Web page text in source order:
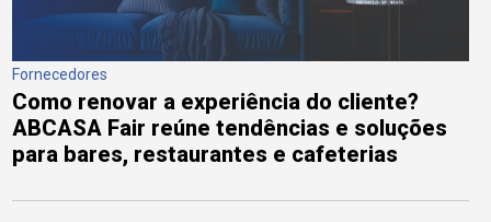
Fornecedores
Como renovar a experiência do cliente?
ABCASA Fair reúne tendências e soluções
para bares, restaurantes e cafeterias